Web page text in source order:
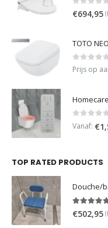
0 out
€694,95
TOTO
0 out
Prijs op
0 out
Vanaf: €
TOP RATED PRODUCTS
Douche/
€502,95